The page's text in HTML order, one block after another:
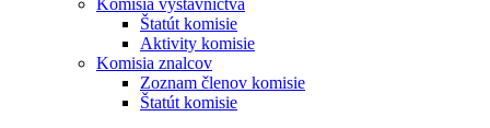
Komisia výstavníctva
Štatút komisie
Aktivity komisie
Komisia znalcov
Zoznam členov komisie
Štatút komisie